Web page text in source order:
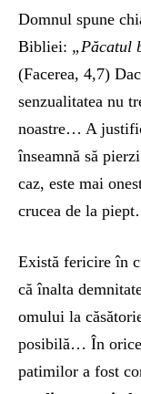
Domnul spune
Bibliei: „Păcatul
(Facerea, 4,7)
senzualitatea nu
noastre… A
înseamnă să
caz, este mai
crucea de la
Există fericire în
că înalta
omului la
posibilă… În orice
patimilor a fost